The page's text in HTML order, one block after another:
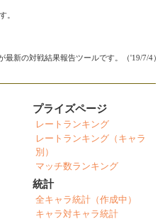
。
最新の対戦結果報告ツールです。（'19/7/4）
プライズページ
レートランキング
レートランキング（キャラ
別）
マッチ数ランキング
統計
全キャラ統計（作成中）
キャラ対キャラ統計